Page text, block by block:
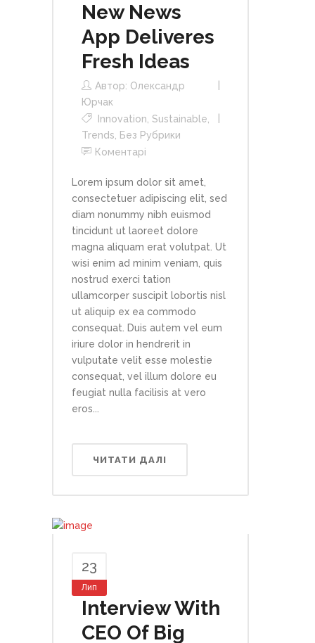
New News
App Deliveres
Fresh Ideas
Автор: Олександр
Юрчак
Innovation Sustainable
Trends
Без Рубрики
Коментарі
Lorem ipsum dolor sit amet,
consectetuer adipiscing elit, sed
diam nonummy nibh euismod
tincidunt ut laoreet dolore
magna aliquam erat volutpat. Ut
wisi enim ad minim veniam, quis
nostrud exerci tation
ullamcorper suscipit lobortis nisl
ut aliquip ex ea commodo
consequat. Duis autem vel eum
iriure dolor in hendrerit in
vulputate velit esse molestie
consequat, vel illum dolore eu
feugiat nulla facilisis at vero
eros...
ЧИТАТИ ДАЛІ
23
Лип
Interview With
CEO Of Big